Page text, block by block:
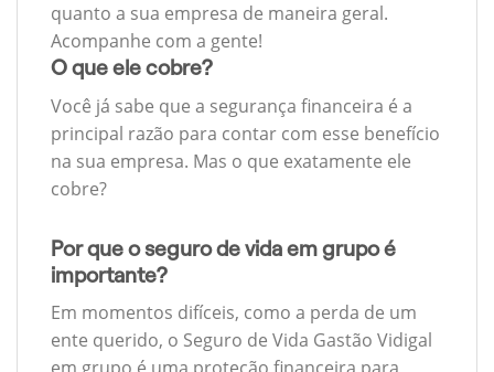
quanto a sua empresa de maneira geral.
Acompanhe com a gente!
O que ele cobre?
Você já sabe que a segurança financeira é a
principal razão para contar com esse benefício
na sua empresa. Mas o que exatamente ele
cobre?
Por que o seguro de vida em grupo é
importante?
Em momentos difíceis, como a perda de um
ente querido, o Seguro de Vida Gastão Vidigal